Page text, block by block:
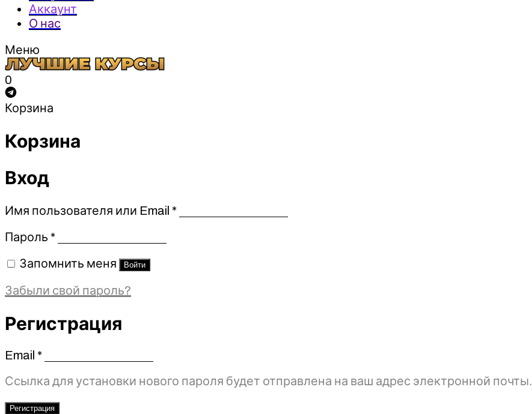
Аккаунт
О нас
Меню
0
Корзина
Корзина
Вход
Имя пользователя или Email *Обязательно
Пароль *Обязательно
Запомнить меня Войти
Забыли свой пароль?
Регистрация
Email *Обязательно
Ссылка для установки нового пароля будет отправлена ​​на ваш адрес электронной почты.
Регистрация